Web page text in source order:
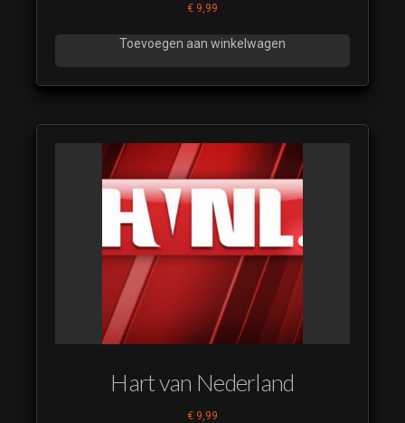
€ 9,99
Toevoegen aan winkelwagen
Hart van Nederland
€ 9,99